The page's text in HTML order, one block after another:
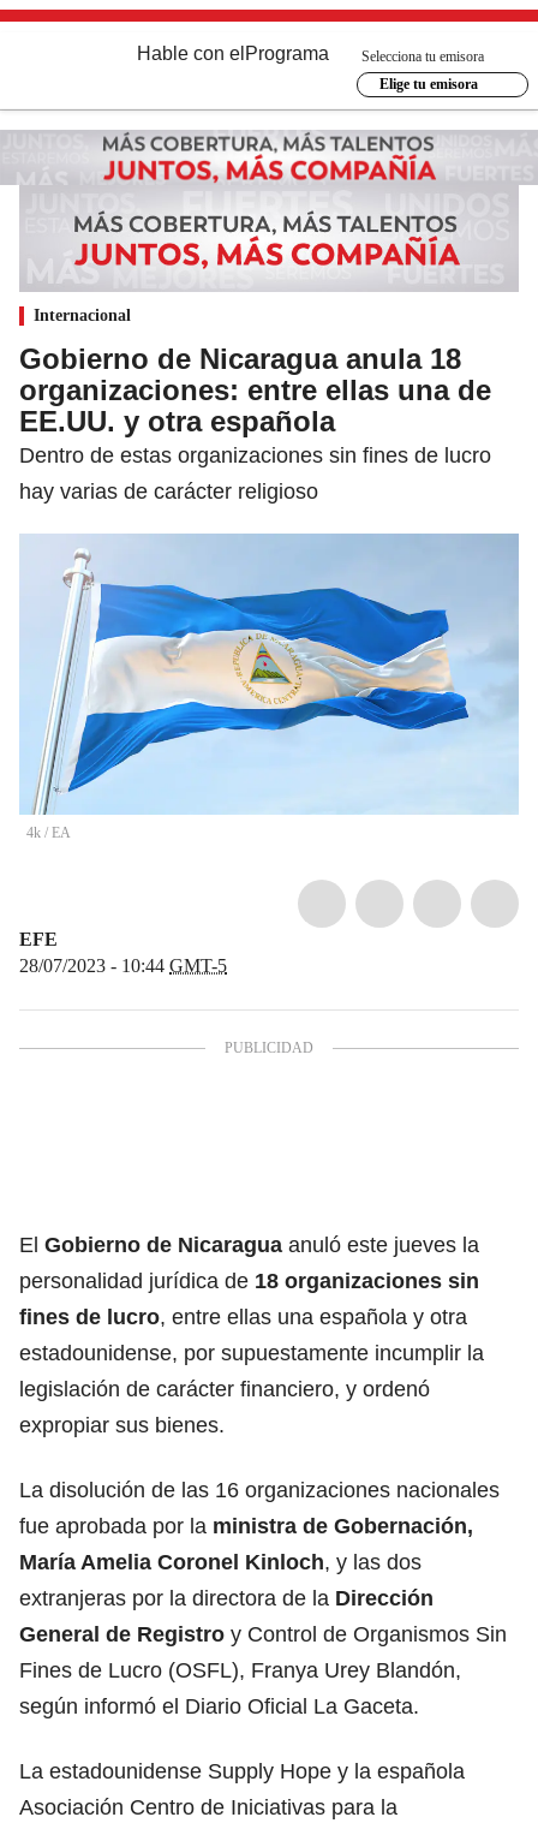
Hable con el Programa
Selecciona tu emisora
Elige tu emisora
Internacional
Gobierno de Nicaragua anula 18
organizaciones: entre ellas una de
EE.UU. y otra española
Dentro de estas organizaciones sin fines de lucro
hay varias de carácter religioso
4k / EA
EFE
28/07/2023 - 10:44 GMT-5
El Gobierno de Nicaragua anuló este jueves la
personalidad jurídica de 18 organizaciones sin
fines de lucro, entre ellas una española y otra
estadounidense, por supuestamente incumplir la
legislación de carácter financiero, y ordenó
expropiar sus bienes.
La disolución de las 16 organizaciones nacionales
fue aprobada por la ministra de Gobernación,
María Amelia Coronel Kinloch, y las dos
extranjeras por la directora de la Dirección
General de Registro y Control de Organismos Sin
Fines de Lucro (OSFL), Franya Urey Blandón,
según informó el Diario Oficial La Gaceta.
La estadounidense Supply Hope y la española
Asociación Centro de Iniciativas para la